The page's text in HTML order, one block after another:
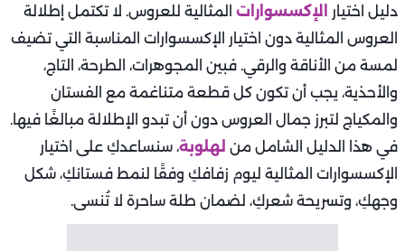
دليل اختيار الإكسسوارات المثالية للعروس. لا تكتمل إطلالة
العروس المثالية دون اختيار الإكسسوارات المناسبة التي تضيف
لمسة من الأناقة والرقي. فبين المجوهرات، الطرحة، التاج،
والأحذية، يجب أن تكون كل قطعة متناغمة مع الفستان
والمكياج لتبرز جمال العروس دون أن تبدو الإطلالة مبالغًا فيها.
في هذا الدليل الشامل من لهلوبة، سنساعدكِ على اختيار
الإكسسوارات المثالية ليوم زفافكِ وفقًا لنمط فستانكِ، شكل
وجهكِ، وتسريحة شعركِ، لضمان طلة ساحرة لا تُنسى.